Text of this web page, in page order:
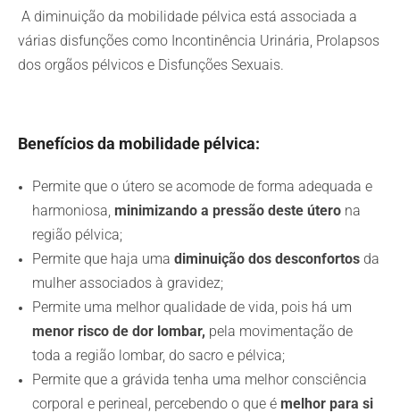
A diminuição da mobilidade pélvica está associada a
várias disfunções como Incontinência Urinária, Prolapsos
dos orgãos pélvicos e Disfunções Sexuais.
Benefícios da mobilidade pélvica:
Permite que o útero se acomode de forma adequada e
harmoniosa, minimizando a pressão deste úterona
região pélvica;
Permite que haja uma diminuição dos desconfortosda
mulher associados à gravidez;
Permite uma melhor qualidade de vida, pois há um
menor risco de dor lombar, pela movimentação de
toda a região lombar, do sacro e pélvica;
Permite que a grávida tenha uma melhor consciência
corporal e perineal, percebendo o que émelhor para si